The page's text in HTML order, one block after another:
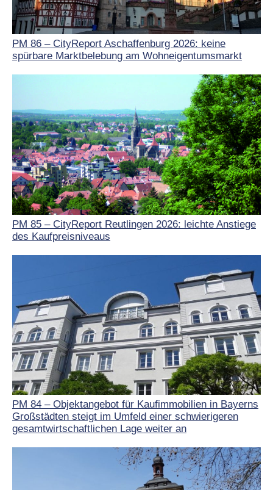
PM 86 – CityReport Aschaffenburg 2026: keine
spürbare Marktbelebung am Wohneigentumsmarkt
PM 85 – CityReport Reutlingen 2026: leichte Anstiege
des Kaufpreisniveaus
PM 84 – Objektangebot für Kaufimmobilien in Bayerns
Großstädten steigt im Umfeld einer schwierigeren
gesamtwirtschaftlichen Lage weiter an